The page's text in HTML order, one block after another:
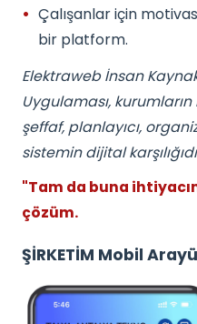
Çalışanlar için
bir platform.
Elektraweb İnsan
Uygulaması,
şeffaf, planlayıcı,
sistemin dijital
"Tam da buna
çözüm.
ŞİRKETİM Mobil